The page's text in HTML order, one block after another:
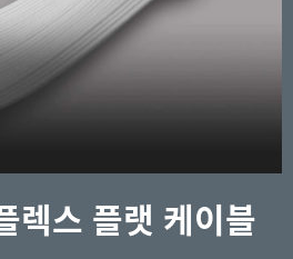
렉스 플랫 케이블